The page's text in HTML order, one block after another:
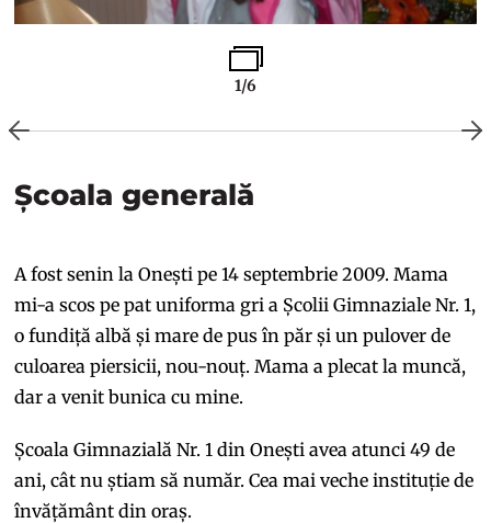
1/6
Școala generală
A fost senin la Onești pe 14 septembrie 2009. Mama
mi-a scos pe pat uniforma gri a Școlii Gimnaziale Nr. 1,
o fundiță albă și mare de pus în păr și un pulover de
culoarea piersicii, nou-nouț. Mama a plecat la muncă,
dar a venit bunica cu mine.
Școala Gimnazială Nr. 1 din Onești avea atunci 49 de
ani, cât nu știam să număr. Cea mai veche instituție de
învățământ din oraș.